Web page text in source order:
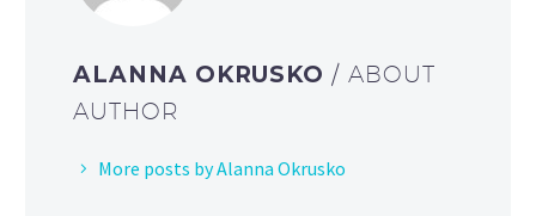
ALANNA OKRUSKO/ ABOUT
AUTHOR
More posts by Alanna Okrusko